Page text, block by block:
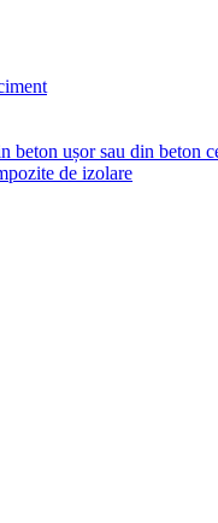
beton ușor sau din beton
de izolare